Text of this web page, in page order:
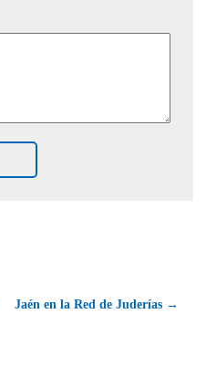
Jaén en la Red de Juderías →